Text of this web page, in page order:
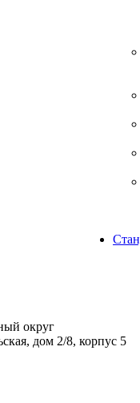
округ
дом 2/8, корпус 5